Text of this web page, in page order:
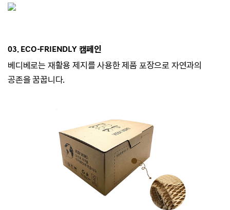
03. ECO-FRIENDLY 캠페인
베디베로는 재활용 제지를 사용한 제품 포장으로 자연과의
공존을 꿈꿉니다.